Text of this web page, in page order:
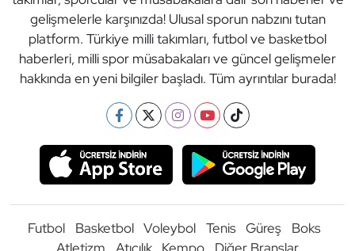
gelişmelerle karşınızda! Ulusal sporun nabzını tutan
platform. Türkiye milli takımları, futbol ve basketbol
haberleri, milli spor müsabakaları ve güncel gelişmeler
hakkında en yeni bilgiler başladı. Tüm ayrıntılar burada!
Futbol Basketbol Voleybol Tenis Güreş
Boks